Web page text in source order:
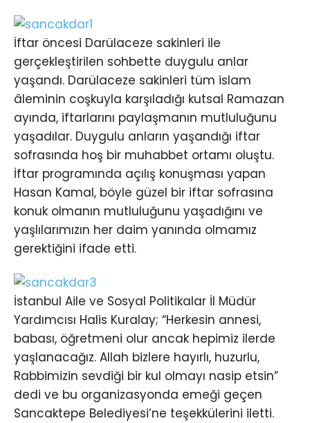
İftar öncesi Darülaceze sakinleri ile
gerçekleştirilen sohbette duygulu anlar
yaşandı. Darülaceze sakinleri tüm islam
âleminin coşkuyla karşıladığı kutsal Ramazan
ayında, iftarlarını paylaşmanın mutluluğunu
yaşadılar. Duygulu anların yaşandığı iftar
sofrasında hoş bir muhabbet ortamı oluştu.
İftar programında açılış konuşması yapan
Hasan Kamal, böyle güzel bir iftar sofrasına
konuk olmanın mutluluğunu yaşadığını ve
yaşlılarımızın her daim yanında olmamız
gerektiğini ifade etti.
İstanbul Aile ve Sosyal Politikalar İl Müdür
Yardımcısı Halis Kuralay; “Herkesin annesi,
babası, öğretmeni olur ancak hepimiz ilerde
yaşlanacağız. Allah bizlere hayırlı, huzurlu,
Rabbimizin sevdiği bir kul olmayı nasip etsin”
dedi ve bu organizasyonda emeği geçen
Sancaktepe Belediyesi’ne teşekkülerini iletti.